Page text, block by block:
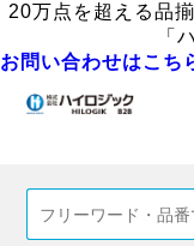
20万点を超える品
「
お問い合わせはこち